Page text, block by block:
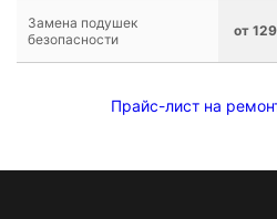
Замена подушек
безопасности
от
Прайс-лист на